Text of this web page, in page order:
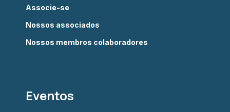
Associe-se
Nossos associados
Nossos membros colaboradores
Eventos